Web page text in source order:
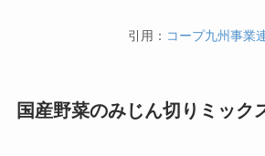
引用： コープ九州事業
国産野菜のみじん切りミック